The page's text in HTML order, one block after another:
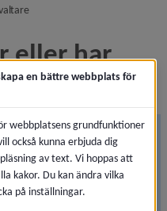
nivå i brödsmulenavigeringen
eller har
inom
Vi uppdaterar därför
pågår för att
en bättre webbplats för
webbplatsens grundfunktioner
också kunna erbjuda dig
av text. Vi hoppas att
kakor. Du kan ändra vilka
på inställningar.